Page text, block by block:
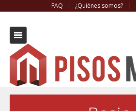
FAQ ¿Quiénes somos?
Pricing